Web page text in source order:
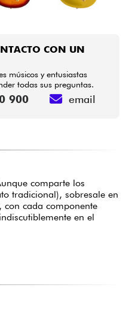
CON UN
músicos y entusiastas
todas sus preguntas.
900 email
comparte los
tradicional), sobresale en
cada componente
en el